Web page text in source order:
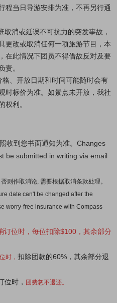
程当日导游安排为准，不再另行通
取消或延误不可抗力的突发事故，
更改或取消任何一项旅游节目，本
在此情况下团员不得借故反对及要
责。
格、开放日期和时间可能随时会有
时标价为准。如景点未开放，我社
权利。
收到您书面通知为准。Changes
be submitted in writing via email
则作取消论, 需要根据取消条款处理。
date can't be changed after the
worry-free insurance with Compass
订位时，每位扣除$100，其余部分
时， 扣除团款的60%，其余部分退
位时， 团费恕不退还。